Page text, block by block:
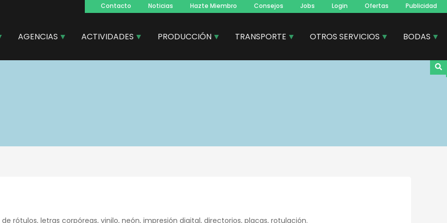
Navegacion
principal
Contacto Noticias Hazte Miembro Consejos Jobs Login Ofertas Publicidad
AGENCIAS ACTIVIDADES PRODUCCIÓN TRANSPORTE OTROS SERVICIOS BODAS
rótulos, letras corpóreas, vinilo, neón, impresión digital, directorios, placas, rotulación.